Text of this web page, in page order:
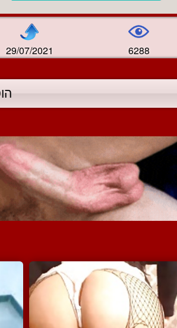
29/07/2021 6288